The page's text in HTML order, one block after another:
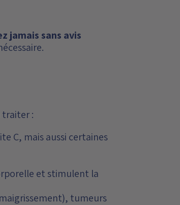
jamais sans avis
traiter :
C, mais aussi certaines
et stimulent la
tumeurs